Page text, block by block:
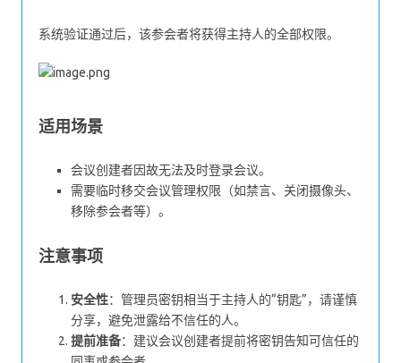
系统验证通过后，该参会者将获得主持人的全部权限。
适用场景
会议创建者因故无法及时登录会议。
需要临时移交会议管理权限（如禁言、关闭摄像头、
移除参会者等）。
注意事项
安全性：管理员密钥相当于主持人的“钥匙”，请谨慎
分享，避免泄露给不信任的人。
提前准备：建议会议创建者提前将密钥告知可信任的